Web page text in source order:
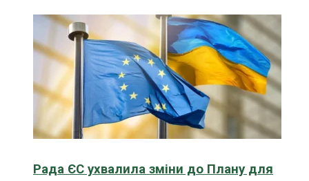
Рада ЄС ухвалила зміни до Плану для